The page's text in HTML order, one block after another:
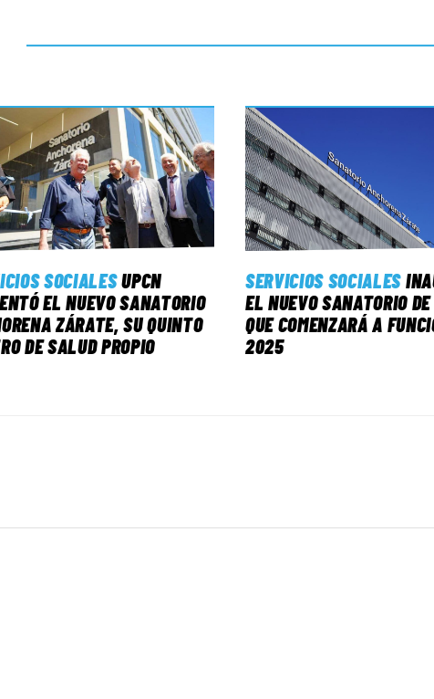
SOCIALESUPCN
EL NUEVO SANATORIO
ZÁRATE, SU QUINTO
DE SALUD PROPIO
SERVICIOS SOCIALES
EL NUEVO SANATORIO
QUE COMENZARÁ A
2025